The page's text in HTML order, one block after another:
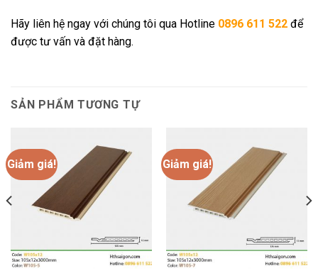
Hãy liên hệ ngay với chúng tôi qua Hotline 0896 611 522 để
được tư vấn và đặt hàng.
SẢN PHẨM TƯƠNG TỰ
Giảm giá! Giảm giá!